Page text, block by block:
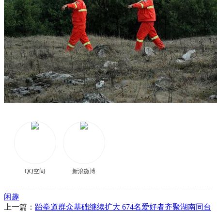
QQ空间 新浪微博
闲趣
上一篇： 跆拳道群众基础继续扩大 674名爱好者齐聚湖南同台